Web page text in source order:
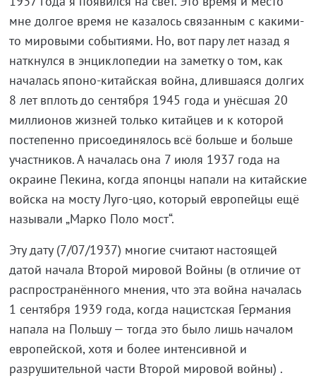
мне долгое время не казалось связанным с какими-
то мировыми событиями. Но, вот пару лет назад я
наткнулся в энциклопедии на заметку о том, как
началась японо-китайская война, длившаяся долгих
8 лет вплоть до сентября 1945 года и унёсшая 20
миллионов жизней только китайцев и к которой
постепенно присоединялось всё больше и больше
участников. А началась она 7 июля 1937 года на
окраине Пекина, когда японцы напали на китайские
войска на мосту Луго-цяо, который европейцы ещё
называли „Марко Поло мост“.
Эту дату (7/07/1937) многие считают настоящей
датой начала Второй мировой Войны (в отличие от
распространённого мнения, что эта война началась
1 сентября 1939 года, когда нацистская Германия
напала на Польшу — тогда это было лишь началом
европейской, хотя и более интенсивной и
разрушительной части Второй мировой войны) .